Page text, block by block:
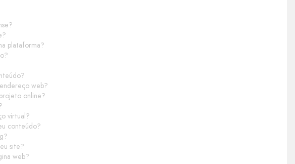
plataforma?
web?
online?
virtual?
conteúdo?
site?
web?